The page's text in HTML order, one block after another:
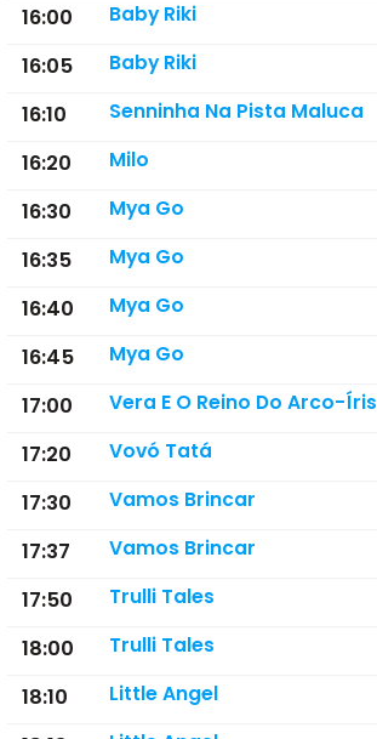
16:00 Baby Riki
16:05 Baby Riki
16:10 Senninha Na Pista Maluca
16:20 Milo
16:30 Mya Go
16:35 Mya Go
16:40 Mya Go
16:45 Mya Go
17:00 Vera E O Reino Do Arco-Íris
17:20 Vovó Tatá
17:30 Vamos Brincar
17:37 Vamos Brincar
17:50 Trulli Tales
18:00 Trulli Tales
18:10 Little Angel